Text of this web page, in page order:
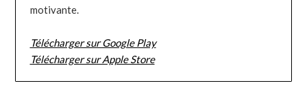
motivante.
Télécharger sur Google Play
Télécharger sur Apple Store